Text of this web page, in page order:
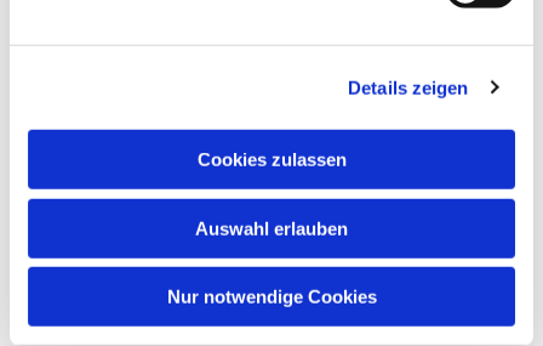
Details zeigen
Cookies zulassen
Auswahl erlauben
Nur notwendige Cookies